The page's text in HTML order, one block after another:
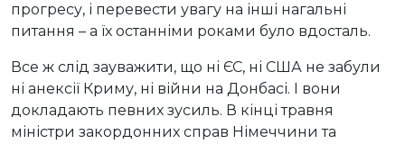
прогресу, і перевести увагу на інші нагальні
питання – а їх останніми роками було вдосталь.
Все ж слід зауважити, що ні ЄС, ні США не забули
ні анексії Криму, ні війни на Донбасі. І вони
докладають певних зусиль. В кінці травня
міністри закордонних справ Німеччини та